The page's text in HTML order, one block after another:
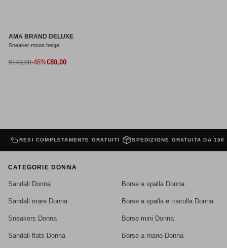
AMA BRAND DELUXE
Sneaker moon beige
Prezzo di vendita
€80,00
Prezzo normale
€149,00-46%
RESI COMPLETAMENTE GRATUITI SPEDIZIONE GRATUITA DA 150
CATEGORIE DONNA
Sandali Donna
Sandali mare Donna
Sneakers Donna
Sandali flats Donna
Borse a spalla Donna
Borse a spalla e tracolla Donna
Borse mini Donna
Borse a mano Donna